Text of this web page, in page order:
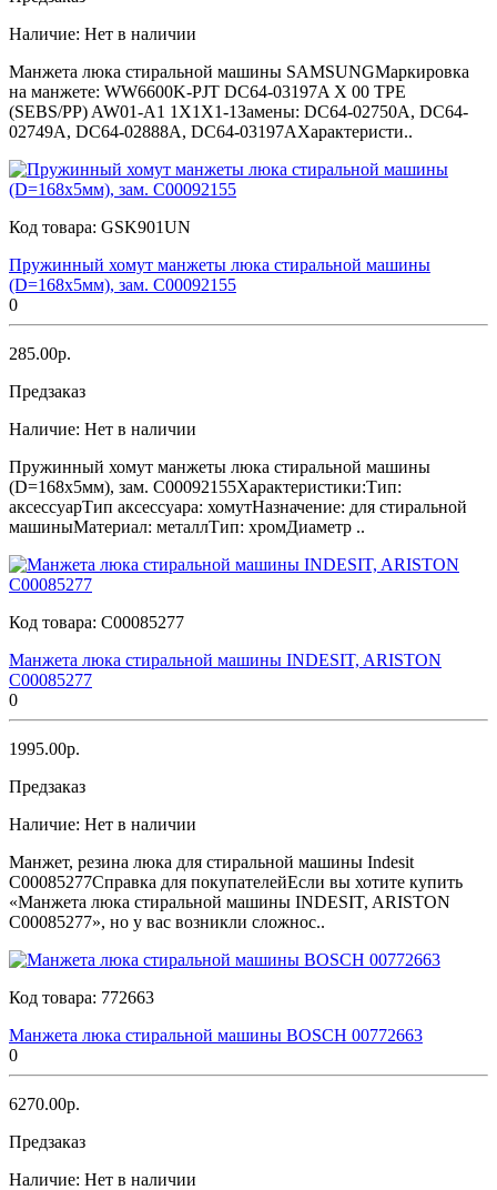
Наличие: Нет в наличии
Манжета люка стиральной машины SAMSUNGМаркировка
на манжете: WW6600K-PJT DC64-03197A X 00 TPE
(SEBS/PP) AW01-A1 1X1X1-1Замены: DC64-02750A, DC64-
02749A, DC64-02888A, DC64-03197AХарактеристи..
Код товара: GSK901UN
Пружинный хомут манжеты люка стиральной машины
(D=168x5мм), зам. C00092155
0
285.00р.
Предзаказ
Наличие: Нет в наличии
Пружинный хомут манжеты люка стиральной машины
(D=168x5мм), зам. C00092155Характеристики:Тип:
аксессуарТип аксессуара: хомутНазначение: для стиральной
машиныМатериал: металлТип: хромДиаметр ..
Код товара: C00085277
Манжета люка стиральной машины INDESIT, ARISTON
C00085277
0
1995.00р.
Предзаказ
Наличие: Нет в наличии
Манжет, резина люка для стиральной машины Indesit
C00085277Справка для покупателейЕсли вы хотите купить
«Манжета люка стиральной машины INDESIT, ARISTON
C00085277», но у вас возникли сложнос..
Код товара: 772663
Манжета люка стиральной машины BOSCH 00772663
0
6270.00р.
Предзаказ
Наличие: Нет в наличии